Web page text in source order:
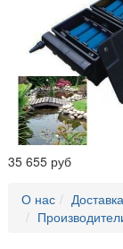
35 655 руб
О нас